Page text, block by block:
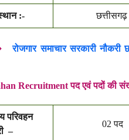
:- छत्तीसगढ़
रोजगार समाचार सरकारी नौकरी
Recruitment पद एवं पदों की
परिवहन
–
02 पद